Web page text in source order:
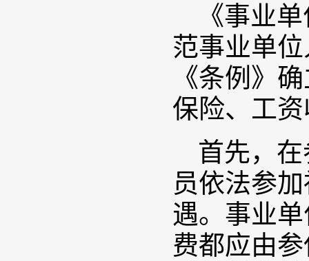
《事业
范事业单
《条例》
保险、工
首先，
员依法参
遇。事业
费都应由